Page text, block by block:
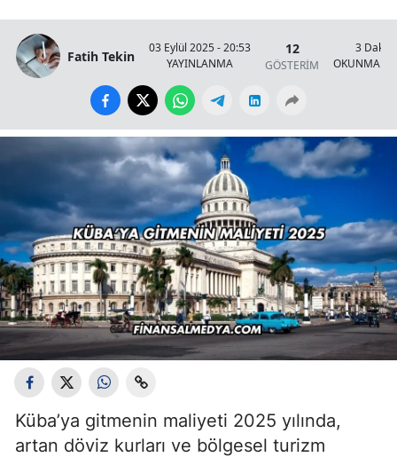
Fatih Tekin
03 Eylül 2025 - 20:53
YAYINLANMA
12
GÖSTERİM
3 Dakika
OKUNMA
Küba’ya gitmenin maliyeti 2025 yılında,
artan döviz kurları ve bölgesel turizm